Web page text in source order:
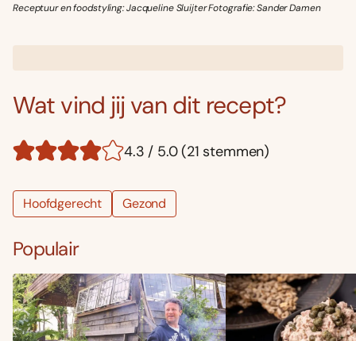
Receptuur en foodstyling: Jacqueline Sluijter Fotografie: Sander Damen
Wat vind jij van dit recept?
4.3 / 5.0 (21 stemmen)
Hoofdgerecht Gezond
Populair